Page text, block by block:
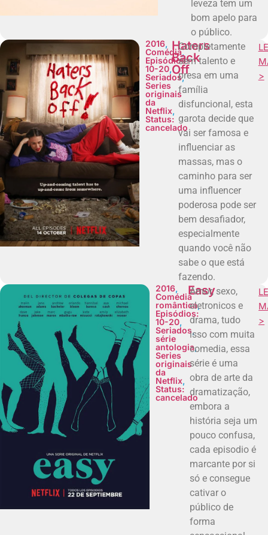
leveza tem um
bom apelo para
o público.
2016,
Comédia,
Episódios:
10-20,
Seriados,
Series
originais
da
Netflix,
Status:
cancelado
Haters
Back
Off
Completamente
sem talento e
presa em uma
família
disfuncional, esta
garota decide que
vai ser famosa e
influenciar as
massas, mas o
caminho para ser
uma influencer
poderosa pode ser
bem desafiador,
especialmente
quando você não
sabe o que está
fazendo.
>
2016,
Comédia
romântica,
Episódios:
10-20,
Seriados,
série
antologia,
Series
originais
da
Netflix,
Status:
cancelado
Easy
Amor, sexo,
eletronicos e
drama, tudo
isso com muita
comedia, essa
série é uma
obra de arte da
dramatização,
embora a
história seja um
pouco confusa,
cada episodio é
marcante por si
só e consegue
cativar o
público de
forma
>